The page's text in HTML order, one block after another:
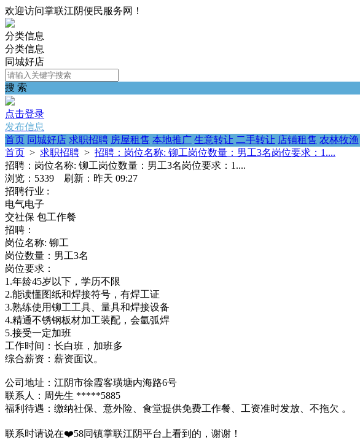
欢迎访问掌联江阴便民服务网！
分类信息
分类信息
同城好店
搜 索
点击登录
发布信息
首页 同城好店 求职招聘 房屋租售 本地推广 生意转让 二手转让 店铺租售 农林牧渔
首页 > 求职招聘 > 招聘：岗位名称: 铆工岗位数量：男工3名岗位要求：1....
招聘：岗位名称: 铆工岗位数量：男工3名岗位要求：1....
浏览：5339 刷新： 昨天 09:27
招聘行业 :
电气电子
交社保 包工作餐
招聘：
岗位名称: 铆工
岗位数量：男工3名
岗位要求：
1.年龄45岁以下，学历不限
2.能读懂图纸和焊接符号，有焊工证
3.熟练使用铆工工具、量具和焊接设备
4.精通不锈钢板材加工装配，会氩弧焊
5.接受一定加班
工作时间：长白班，加班多
综合薪资：薪资面议。
公司地址：江阴市徐霞客璜塘内海路6号
联系人：周先生 *****5885
福利待遇：缴纳社保、意外险、食堂提供免费工作餐、工资准时发放、不拖欠 。
联系时请说在❤️58同镇掌联江阴平台上看到的，谢谢！